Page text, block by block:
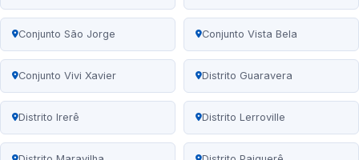
Conjunto São Jorge Conjunto Vista Bela
Conjunto Vivi Xavier Distrito Guaravera
Distrito Irerê Distrito Lerroville